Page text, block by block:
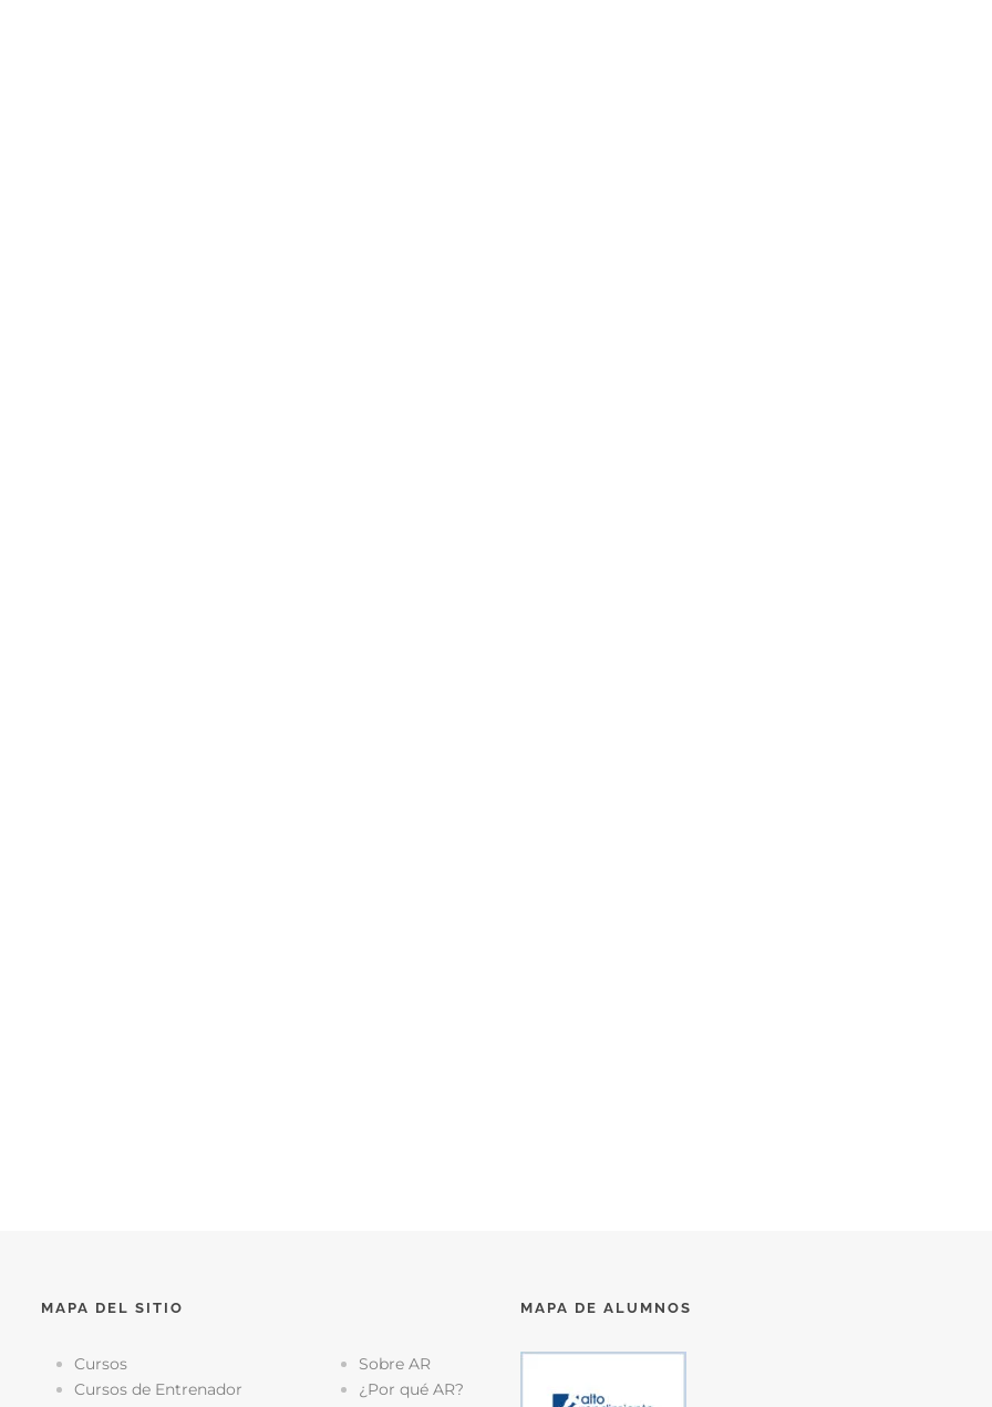
MAPA DEL SITIO
Cursos
Cursos de Entrenador
Sobre AR
¿Por qué AR?
MAPA DE ALUMNOS